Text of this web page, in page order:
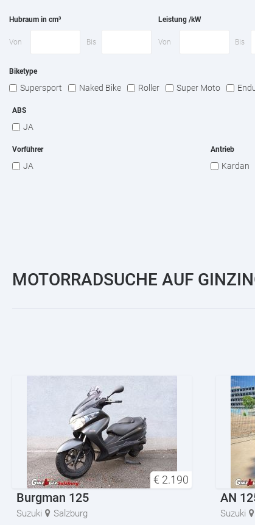
Hubraum in cm³
Von Bis
Leistung /kW
Von Bis
Biketype
Supersport Naked Bike Roller Super Moto
ABS
JA
Vorführer
JA
Antrieb
Kardan
MOTORRADSUCHE AUF
€ 2.190
Burgman 125
Suzuki
Salzburg
AN
Suzuki